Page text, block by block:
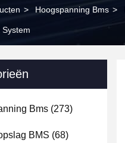
> Hoogspanning Bms >
Bms (273)
BMS (68)